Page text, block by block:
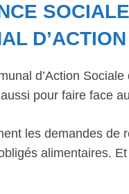
d’Action
pour faire face
les demandes de
alimentaires.